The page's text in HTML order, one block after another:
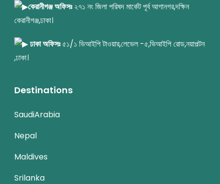
কেরানীগঞ্জ অফিসঃ২৭১ নং জিলা পরিষদ মার্কেট পূর্ব আগানগর,দক্ষিন
কেরানীগঞ্জ,ঢাকা।
ঢাকা অফিসঃ৫১/১ ভিআইপি টাওয়ার,লেভেল -৫,ভিআইপি রোড,নয়াপল্টন
,ঢাকা।
Destinations
SaudiArabia
Nepal
Maldives
Srilanka